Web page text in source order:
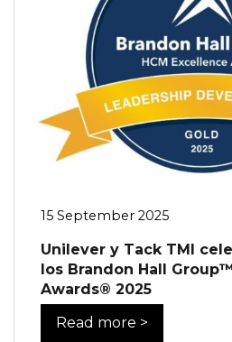
15 September 2025
Unilever y Tack TMI
los Brandon Hall
Awards® 2025
Read more >